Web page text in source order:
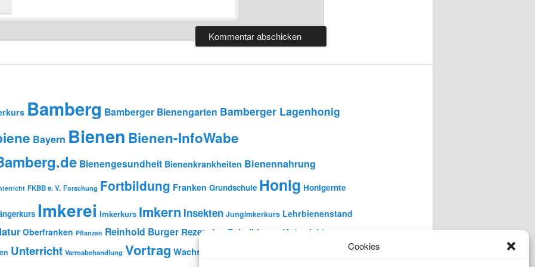
Cookies
Bamberg Bamberger Bienengarten Bamberger Lagenhonig
Bayern Bienen Bienen-InfoWabe
Bienengesundheit Bienenkrankheiten Bienennahrung
FKBB e. V. Forschung Fortbildung Franken Grundschule Honig Honigernte
Imkerei Imkerkurs Imkern Insekten Jungimkerkurs Lehrbienenstand
Oberfranken Pflanzen Reinhold Burger Rezension Schulbienen-Unterricht
Unterricht Varroabehandlung Vortrag Wachs